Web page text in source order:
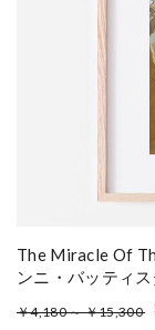
The Miracle Of
ンニ・バッティ
￥4,180 ～ ￥15,300